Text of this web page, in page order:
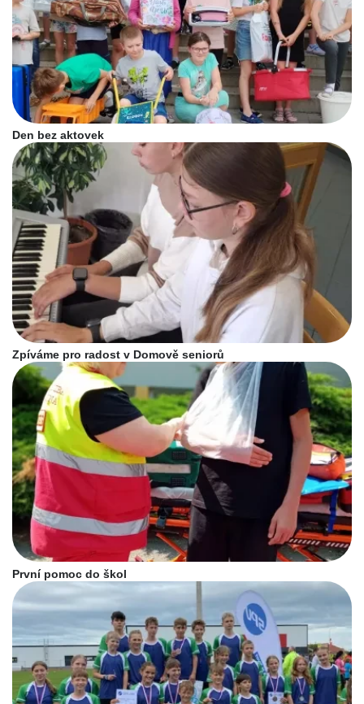
Den bez aktovek
Zpíváme pro radost v Domově seniorů
První pomoc do škol